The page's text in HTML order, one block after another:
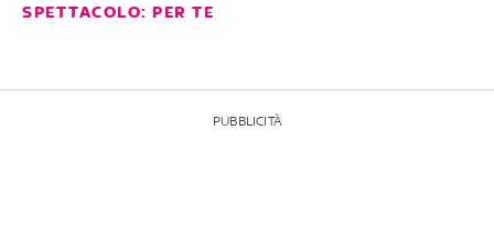
SPETTACOLO: PER TE
PUBBLICITÀ